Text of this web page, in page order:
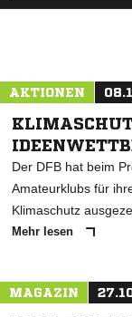
AKTIONEN
Der DFB hat beim
Amateurklubs für
Klimaschutz
Mehr lesen
MAGAZIN